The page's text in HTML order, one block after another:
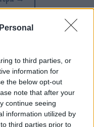
to third parties, or
information for
the below opt-out
note that after your
continue seeing
information utilized by
third parties prior to